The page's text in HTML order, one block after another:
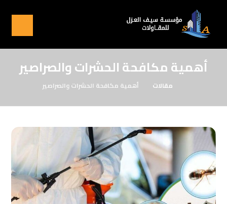
أهمية مكافحة الحشرات والصراصير
مقالات أهمية مكافحة الحشرات والصراصير